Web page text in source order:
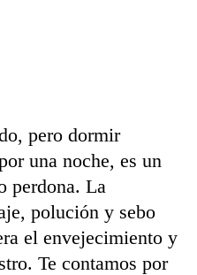
pero dormir
una noche, es un
perdona. La
polución y sebo
el envejecimiento y
Te contamos por